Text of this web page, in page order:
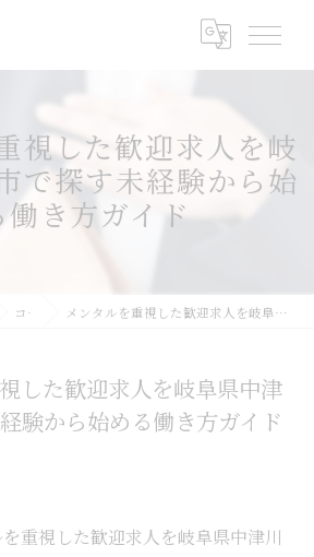
視した歓迎求人を岐
で探す未経験から始
働き方ガイド
コラム メンタルを重視した歓迎求人を岐阜県中津川市で探す未経験から始める働き方ガイド
した歓迎求人を岐阜県中津
験から始める働き方ガイド
重視した歓迎求人を岐阜県中津川